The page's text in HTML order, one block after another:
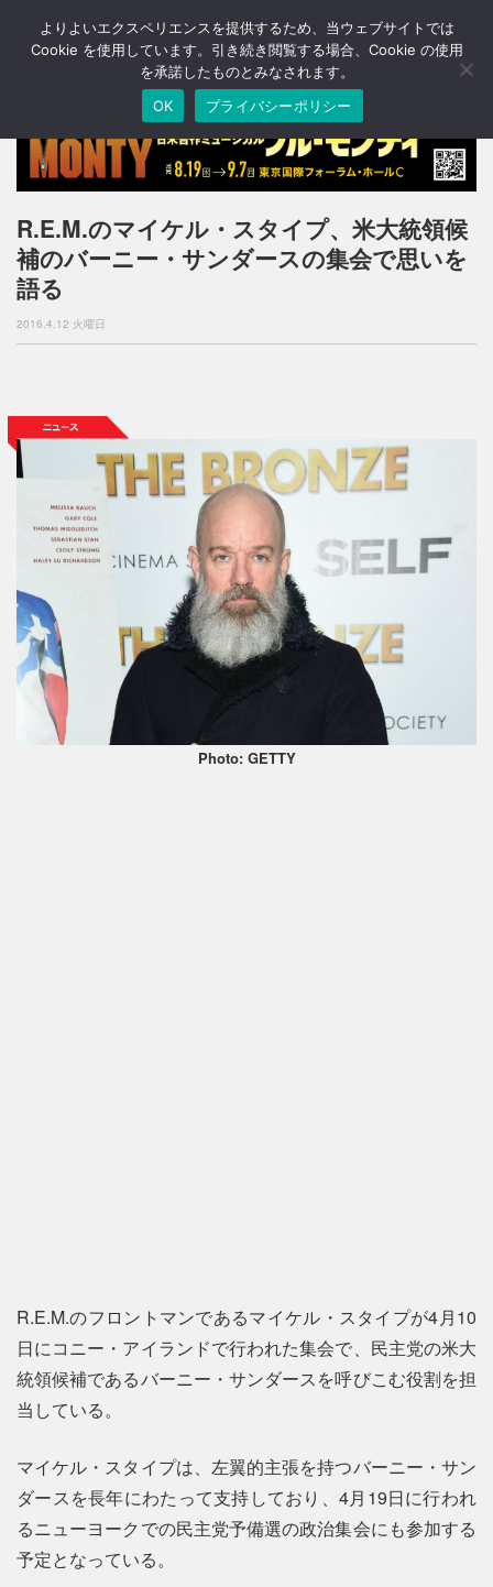
T
o
n
a
v
i
g
a
n
R.E.M.のマイケル・スタイプ、米大統領候
補のバーニー・サンダースの集会で思いを
語る
2016.4.12 火曜日
Photo: GETTY
R.E.M.のフロントマンであるマイケル・スタイプが4月10
日にコニー・アイランドで行われた集会で、民主党の米大
統領候補であるバーニー・サンダースを呼びこむ役割を担
当している。
マイケル・スタイプは、左翼的主張を持つバーニー・サン
ダースを長年にわたって支持しており、4月19日に行われ
るニューヨークでの民主党予備選の政治集会にも参加する
予定となっている。
よりよいエクスペリエンスを提供するため、当ウェブサイトでは
Cookie を使用しています。引き続き閲覧する場合、Cookie の使用
を承諾したものとみなされます。
OK
プライバシーポリシー